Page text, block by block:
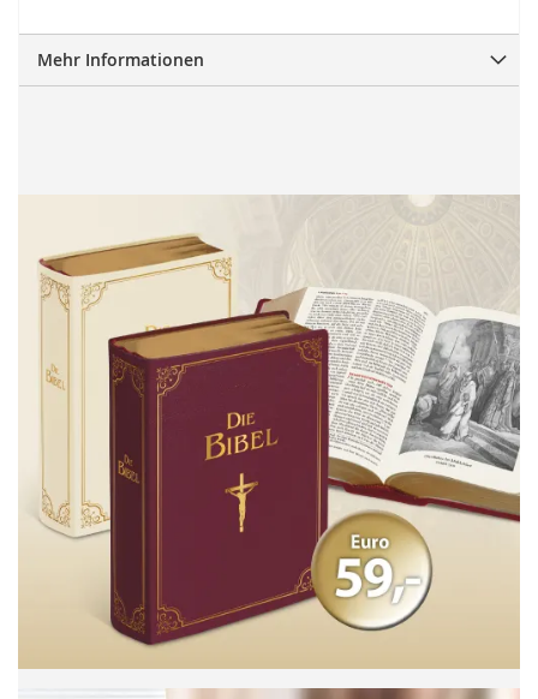
Mehr Informationen